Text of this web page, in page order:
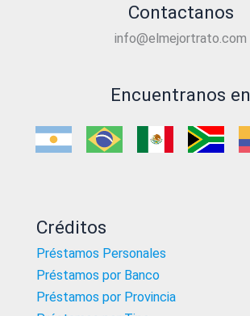
Contactanos
info@elmejortrato.com
Encuentranos en
Créditos
Préstamos Personales
Préstamos por Banco
Préstamos por Provincia